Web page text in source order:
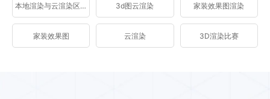
本地渲染与云渲染区别 3d图云渲染 家装效果图渲染
家装效果图 云渲染 3D渲染比赛